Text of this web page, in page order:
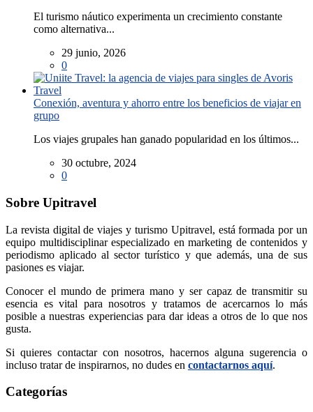
El turismo náutico experimenta un crecimiento constante
como alternativa...
29 junio, 2026
0
Conexión, aventura y ahorro entre los beneficios de viajar en
grupo
Los viajes grupales han ganado popularidad en los últimos...
30 octubre, 2024
0
Sobre Upitravel
La revista digital de viajes y turismo Upitravel, está formada por un
equipo multidisciplinar especializado en marketing de contenidos y
periodismo aplicado al sector turístico y que además, una de sus
pasiones es viajar.
Conocer el mundo de primera mano y ser capaz de transmitir su
esencia es vital para nosotros y tratamos de acercarnos lo más
posible a nuestras experiencias para dar ideas a otros de lo que nos
gusta.
Si quieres contactar con nosotros, hacernos alguna sugerencia o
incluso tratar de inspirarnos, no dudes en contactarnos aquí.
Categorías